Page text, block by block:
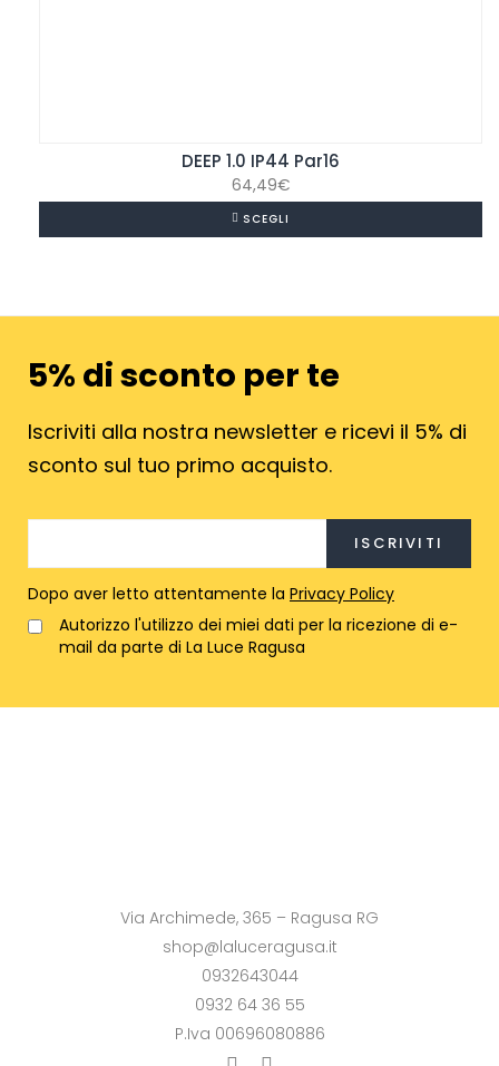
DEEP 1.0 IP44 Par16
64,49€
SCEGLI
5% di sconto per te
Iscriviti alla nostra newsletter e ricevi il 5% di
sconto sul tuo primo acquisto.
Dopo aver letto attentamente la Privacy Policy
Autorizzo l'utilizzo dei miei dati per la ricezione di e-
mail da parte di La Luce Ragusa
Via Archimede, 365 – Ragusa RG
shop@laluceragusa.it
0932643044
0932 64 36 55
P.Iva 00696080886